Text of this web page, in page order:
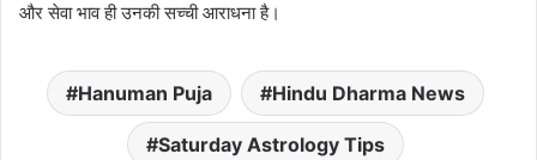
और सेवा भाव ही उनकी सच्ची आराधना है।
Hanuman Puja Hindu Dharma News
Saturday Astrology Tips